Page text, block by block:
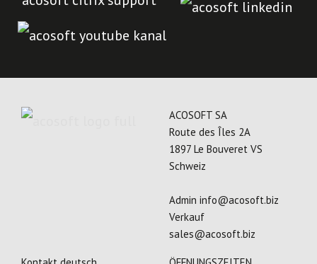
ACOSOFT SA
Route des Îles 2A
1897 Le Bouveret VS
Schweiz
Admin info@acosoft.biz
Verkauf
sales@acosoft.biz